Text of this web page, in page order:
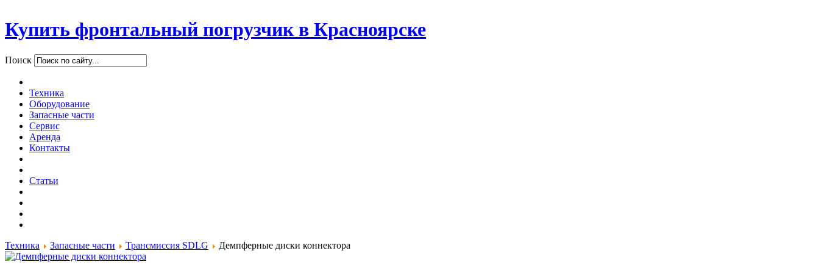
Купить фронтальный погрузчик в Красноярске
Поиск
Техника
Оборудование
Запасные части
Сервис
Аренда
Контакты
Статьи
Техника Запасные части Трансмиссия SDLG Демпферные диски коннектора